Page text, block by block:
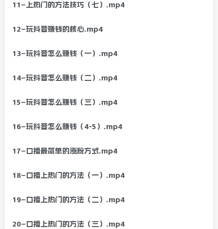
11–上热门的方法技巧（七）.mp4
12–玩抖音赚钱的核心.mp4
13–玩抖音怎么赚钱（一）.mp4
14–玩抖音怎么赚钱（二）.mp4
15–玩抖音怎么赚钱（三）.mp4
16–玩抖音怎么赚钱（4-5）.mp4
17–口播最简单的涨粉方式.mp4
18–口播上热门的方法（一）.mp4
19–口播上热门的方法（二）.mp4
20–口播上热门的方法（三）.mp4